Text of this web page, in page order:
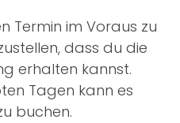
Termin im Voraus zu
dass du die
erhalten kannst.
Tagen kann es
buchen.